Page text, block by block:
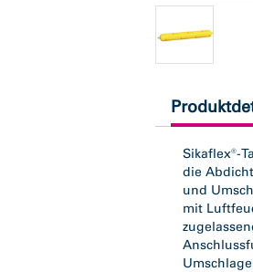
current
tab:
Sikaflex®-
die
und
mit